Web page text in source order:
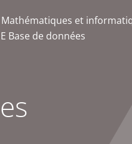
et
Base de données